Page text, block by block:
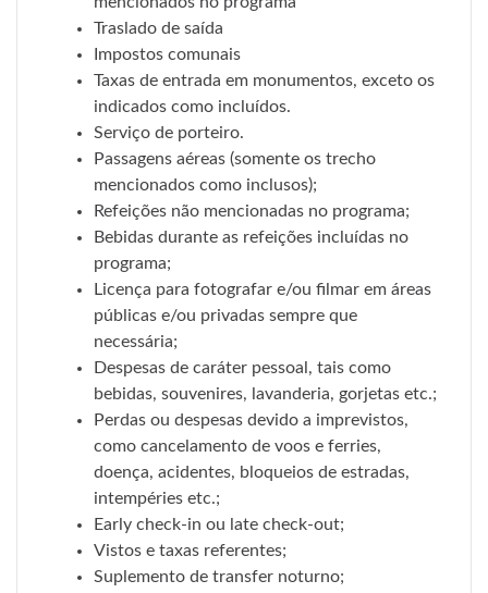
Traslado de saída
Impostos comunais
Taxas de entrada em monumentos, exceto os
indicados como incluídos.
Serviço de porteiro.
Passagens aéreas (somente os trecho
mencionados como inclusos);
Refeições não mencionadas no programa;
Bebidas durante as refeições incluídas no
programa;
Licença para fotografar e/ou filmar em áreas
públicas e/ou privadas sempre que
necessária;
Despesas de caráter pessoal, tais como
bebidas, souvenires, lavanderia, gorjetas etc.;
Perdas ou despesas devido a imprevistos,
como cancelamento de voos e ferries,
doença, acidentes, bloqueios de estradas,
intempéries etc.;
Early check-in ou late check-out;
Vistos e taxas referentes;
Suplemento de transfer noturno;